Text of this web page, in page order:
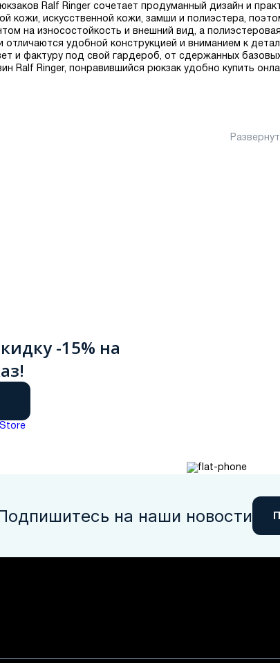
Ralf Ringer сочетает продуманный дизайн и
кожи, искусственной кожи, замши и полиэстера,
на износостойкость и внешний вид, а
удобной конструкцией и вниманием к
и фактуру под свой гардероб, от сдержанных
Ralf Ringer, понравившийся рюкзак удобно купить
-15% на
на наши новости